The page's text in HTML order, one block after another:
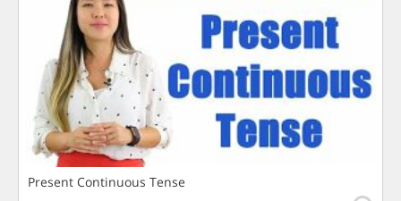
Present Continuous Tense